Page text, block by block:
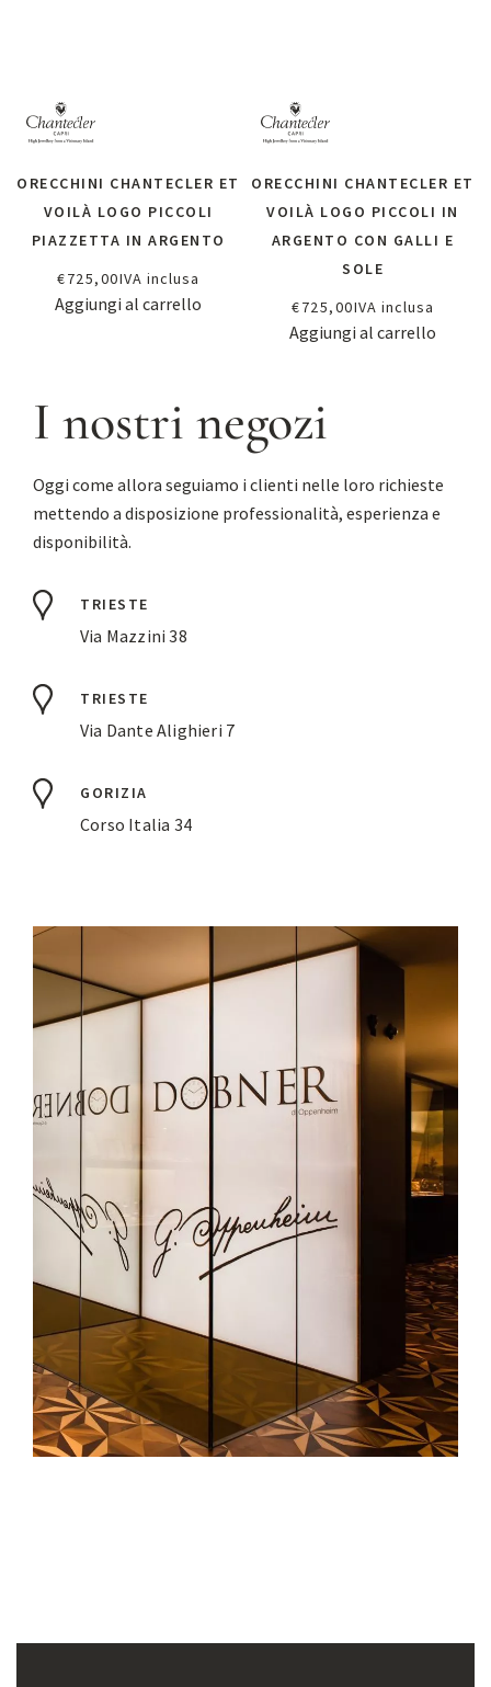
ORECCHINI CHANTECLER ET
VOILÀ LOGO PICCOLI
PIAZZETTA IN ARGENTO
€725,00IVA inclusa
Aggiungi al carrello
ORECCHINI CHANTECLER ET
VOILÀ LOGO PICCOLI IN
ARGENTO CON GALLI E
SOLE
€725,00IVA inclusa
Aggiungi al carrello
I nostri negozi
Oggi come allora seguiamo i clienti nelle loro richieste
mettendo a disposizione professionalità, esperienza e
disponibilità.
TRIESTE
Via Mazzini 38
TRIESTE
Via Dante Alighieri 7
GORIZIA
Corso Italia 34